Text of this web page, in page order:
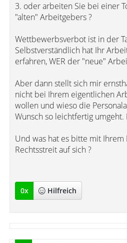
3. oder arbeiten Sie bei einer
"alten" Arbeitgebers ?
Wettbewerbsverbot ist in der
Selbstverständlich hat Ihr
erfahren, WER der "neue"
Aber dann stellt sich mir
nicht bei Ihrem eigentlichen
wollen und wieso die
Wunsch so leichtfertig
Und was hat es bitte mit
Rechtsstreit auf sich ?
0x Hilfreich